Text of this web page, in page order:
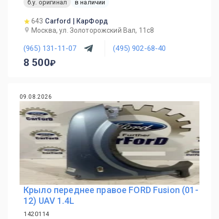
б.у. оригинал в наличии
643 Carford | КарФорд
Москва, ул. Золоторожский Вал, 11с8
(965) 131-11-07 (495) 902-68-40
8 500
09.08.2026
Крыло переднее правое FORD Fusion (01-
12) UAV 1.4L
1420114